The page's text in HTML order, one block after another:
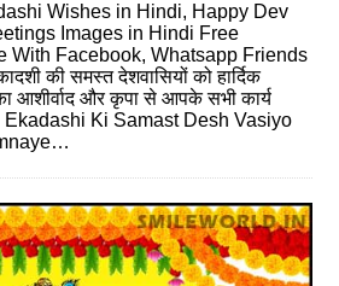
Wishes in Hindi, Happy Dev
Images in Hindi Free
With Facebook, Whatsapp Friends
की समस्‍त देशवासियों को हार्दिक
आशीर्वाद और कृपा से आपके सभी कार्य
Ki Samast Desh Vasiyo